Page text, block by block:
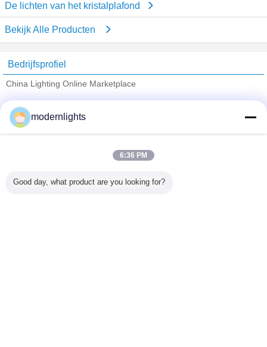
De lichten van het kristalplafond
Bekijk Alle Producten
Bedrijfsprofiel
China Lighting Online Marketplace
Trust Seal
Verified Suplier
Alle producten
modernlights
6:36 PM
Good day, what product are you looking for?